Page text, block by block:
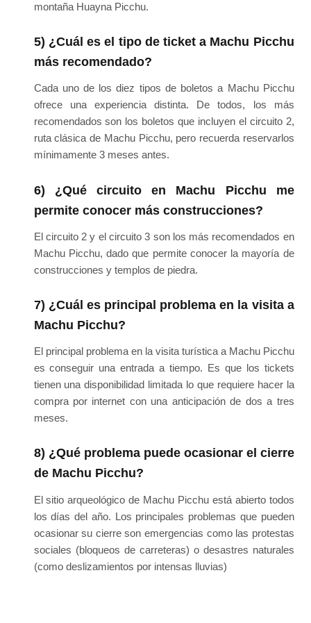
montaña Huayna Picchu.
5) ¿Cuál es el tipo de ticket a Machu Picchu
más recomendado?
Cada uno de los diez tipos de boletos a Machu Picchu
ofrece una experiencia distinta. De todos, los más
recomendados son los boletos que incluyen el circuito 2,
ruta clásica de Machu Picchu, pero recuerda reservarlos
mínimamente 3 meses antes.
6) ¿Qué circuito en Machu Picchu me
permite conocer más construcciones?
El circuito 2 y el circuito 3 son los más recomendados en
Machu Picchu, dado que permite conocer la mayoría de
construcciones y templos de piedra.
7) ¿Cuál es principal problema en la visita a
Machu Picchu?
El principal problema en la visita turística a Machu Picchu
es conseguir una entrada a tiempo. Es que los tickets
tienen una disponibilidad limitada lo que requiere hacer la
compra por internet con una anticipación de dos a tres
meses.
8) ¿Qué problema puede ocasionar el cierre
de Machu Picchu?
El sitio arqueológico de Machu Picchu está abierto todos
los días del año. Los principales problemas que pueden
ocasionar su cierre son emergencias como las protestas
sociales (bloqueos de carreteras) o desastres naturales
(como deslizamientos por intensas lluvias)